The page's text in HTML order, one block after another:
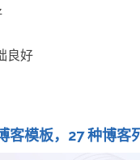
良好
模板，27 种博客